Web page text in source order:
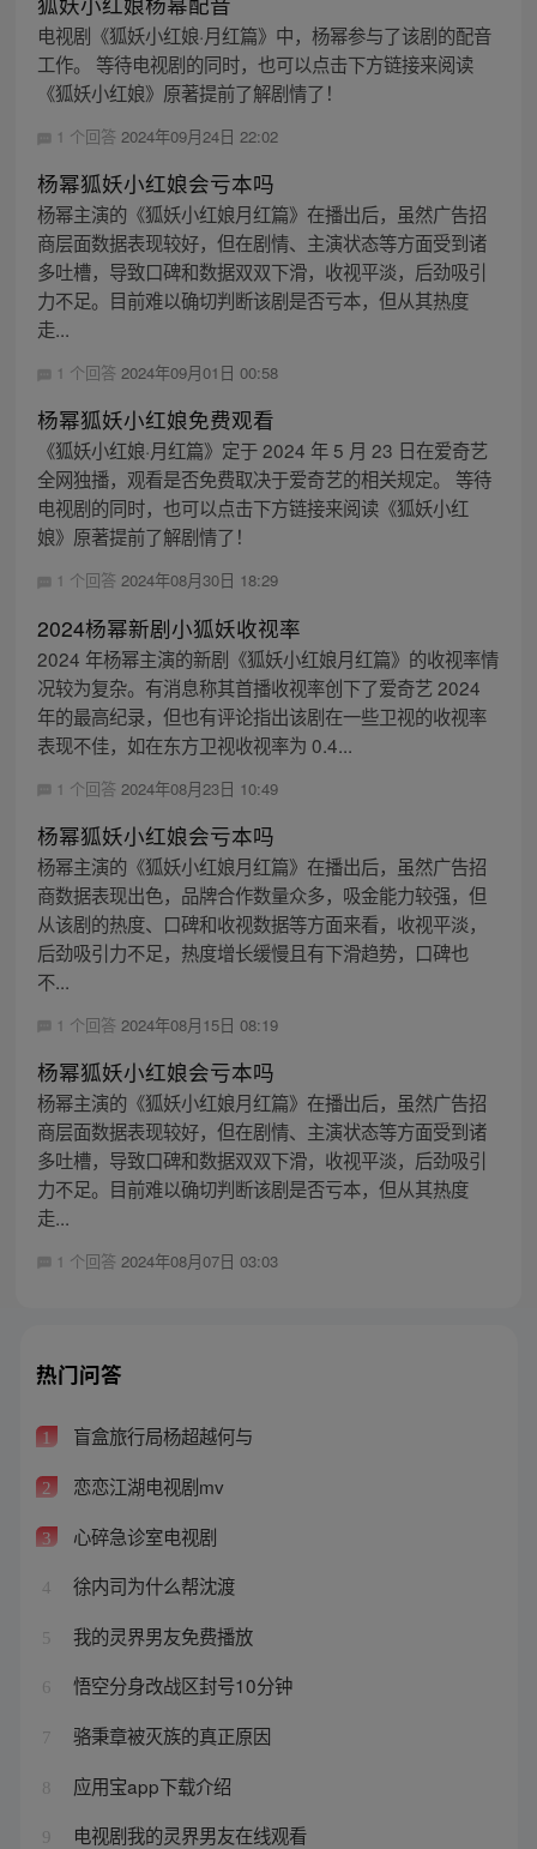
电视剧《狐妖小红娘·月红篇》中，杨幂参与了该剧的配音
工作。 等待电视剧的同时，也可以点击下方链接来阅读
《狐妖小红娘》原著提前了解剧情了！
1 个回答 2024年09月24日 22:02
杨幂狐妖小红娘会亏本吗
杨幂主演的《狐妖小红娘月红篇》在播出后，虽然广告招
商层面数据表现较好，但在剧情、主演状态等方面受到诸
多吐槽，导致口碑和数据双双下滑，收视平淡，后劲吸引
力不足。目前难以确切判断该剧是否亏本，但从其热度
走...
1 个回答 2024年09月01日 00:58
杨幂狐妖小红娘免费观看
《狐妖小红娘·月红篇》定于 2024 年 5 月 23 日在爱奇艺
全网独播，观看是否免费取决于爱奇艺的相关规定。 等待
电视剧的同时，也可以点击下方链接来阅读《狐妖小红
娘》原著提前了解剧情了！
1 个回答 2024年08月30日 18:29
2024杨幂新剧小狐妖收视率
2024 年杨幂主演的新剧《狐妖小红娘月红篇》的收视率情
况较为复杂。有消息称其首播收视率创下了爱奇艺 2024
年的最高纪录，但也有评论指出该剧在一些卫视的收视率
表现不佳，如在东方卫视收视率为 0.4...
1 个回答 2024年08月23日 10:49
杨幂狐妖小红娘会亏本吗
杨幂主演的《狐妖小红娘月红篇》在播出后，虽然广告招
商数据表现出色，品牌合作数量众多，吸金能力较强，但
从该剧的热度、口碑和收视数据等方面来看，收视平淡，
后劲吸引力不足，热度增长缓慢且有下滑趋势，口碑也
不...
1 个回答 2024年08月15日 08:19
杨幂狐妖小红娘会亏本吗
杨幂主演的《狐妖小红娘月红篇》在播出后，虽然广告招
商层面数据表现较好，但在剧情、主演状态等方面受到诸
多吐槽，导致口碑和数据双双下滑，收视平淡，后劲吸引
力不足。目前难以确切判断该剧是否亏本，但从其热度
走...
1 个回答 2024年08月07日 03:03
热门问答
1 盲盒旅行局杨超越何与
2 恋恋江湖电视剧mv
3 心碎急诊室电视剧
4 徐内司为什么帮沈渡
5 我的灵界男友免费播放
6 悟空分身改战区封号10分钟
7 骆秉章被灭族的真正原因
8 应用宝app下载介绍
9 电视剧我的灵界男友在线观看